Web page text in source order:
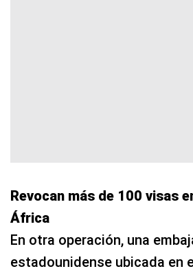
Revocan más de 100 visas
África
En otra operación, una
estadounidense ubicada en